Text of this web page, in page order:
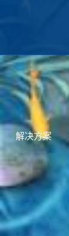
解决方案